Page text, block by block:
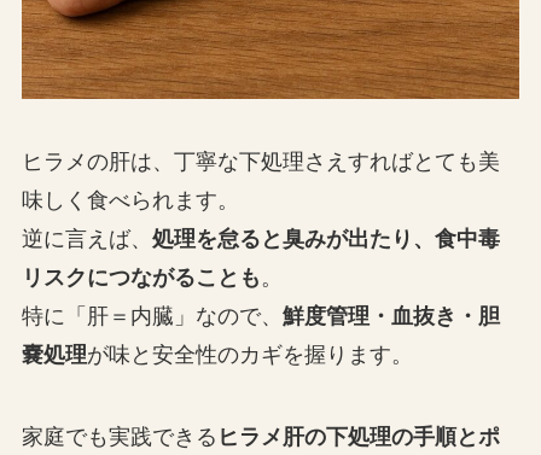
ヒラメの肝は、丁寧な下処理さえすればとても美
味しく食べられます。
逆に言えば、 処理を怠ると臭みが出たり、食中毒
リスクにつながることも。
特に「肝＝内臓」なので、 鮮度管理・血抜き・胆
嚢処理が味と安全性のカギを握ります。
家庭でも実践できる ヒラメ肝の下処理の手順とポ